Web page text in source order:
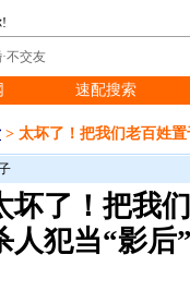
不交友
速配搜索
> 太坏了！把我们老百姓
坏了！把我
人犯当“影后